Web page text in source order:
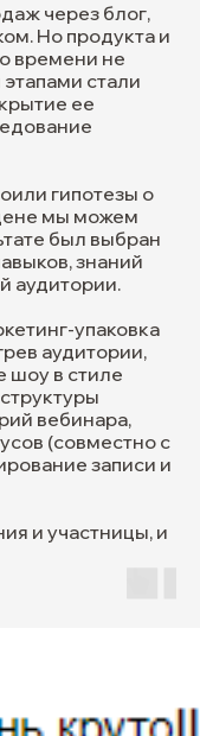
через блог,
Но продукта и
времени не
стали
ее
гипотезы о
мы можем
был выбран
знаний
аудитории.
упаковка
аудитории,
шоу в стиле
вебинара,
(совместно с
записи и
и участницы, и